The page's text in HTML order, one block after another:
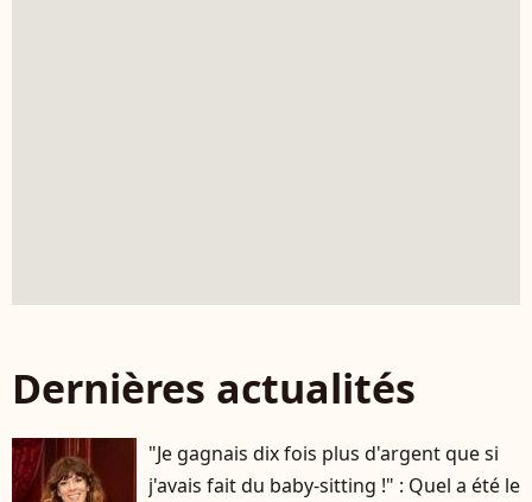
Dernières actualités
"Je gagnais dix fois plus d'argent que si
j'avais fait du baby-sitting !" : Quel a été le